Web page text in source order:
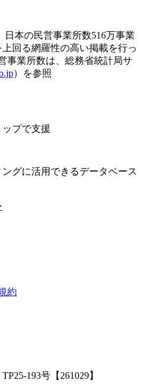
本の民営事業所数516万事業
上回る網羅性の高い掲載を行っ
事業所数は、総務省統計局サ
）を参照
プで支援
グに活用できるデータベース
約
193号【261029】